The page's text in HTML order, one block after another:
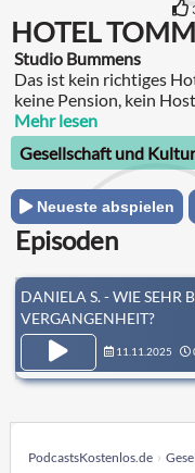
HOTEL
Studio Bummens
Das ist kein richtiges
keine Pension, kein
sondern ein Interview-
Heufer-Umlauf.
Mehr lesen
Gesellschaft und Kultur
Neueste abspielen
Episoden
DANIELA S. - WIE SEHR
VERGANGENHEIT?
11.11.2025
PodcastsKostenlos.de